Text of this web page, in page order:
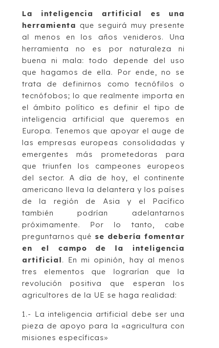
La inteligencia artificial es una
herramienta que seguirá muy presente
al menos en los años venideros. Una
herramienta no es por naturaleza ni
buena ni mala: todo depende del uso
que hagamos de ella. Por ende, no se
trata de definirnos como tecnófilos o
tecnófobos; lo que realmente importa en
el ámbito político es definir el tipo de
inteligencia artificial que queremos en
Europa. Tenemos que apoyar el auge de
las empresas europeas consolidadas y
emergentes más prometedoras para
que triunfen los campeones europeos
del sector. A día de hoy, el continente
americano lleva la delantera y los países
de la región de Asia y el Pacífico
también podrían adelantarnos
próximamente. Por lo tanto, cabe
preguntarnos qué se debería fomentar
en el campo de la inteligencia
artificial. En mi opinión, hay al menos
tres elementos que lograrían que la
revolución positiva que esperan los
agricultores de la UE se haga realidad:
1.- La inteligencia artificial debe ser una
pieza de apoyo para la «agricultura con
misiones específicas»